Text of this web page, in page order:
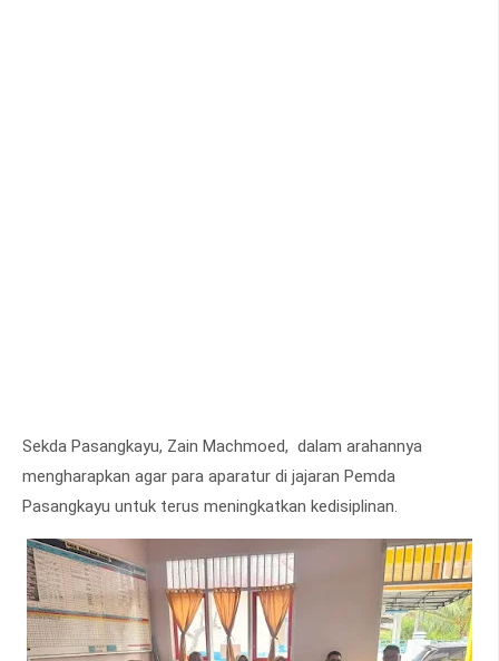
Sekda Pasangkayu, Zain Machmoed, dalam arahannya
mengharapkan agar para aparatur di jajaran Pemda
Pasangkayu untuk terus meningkatkan kedisiplinan.